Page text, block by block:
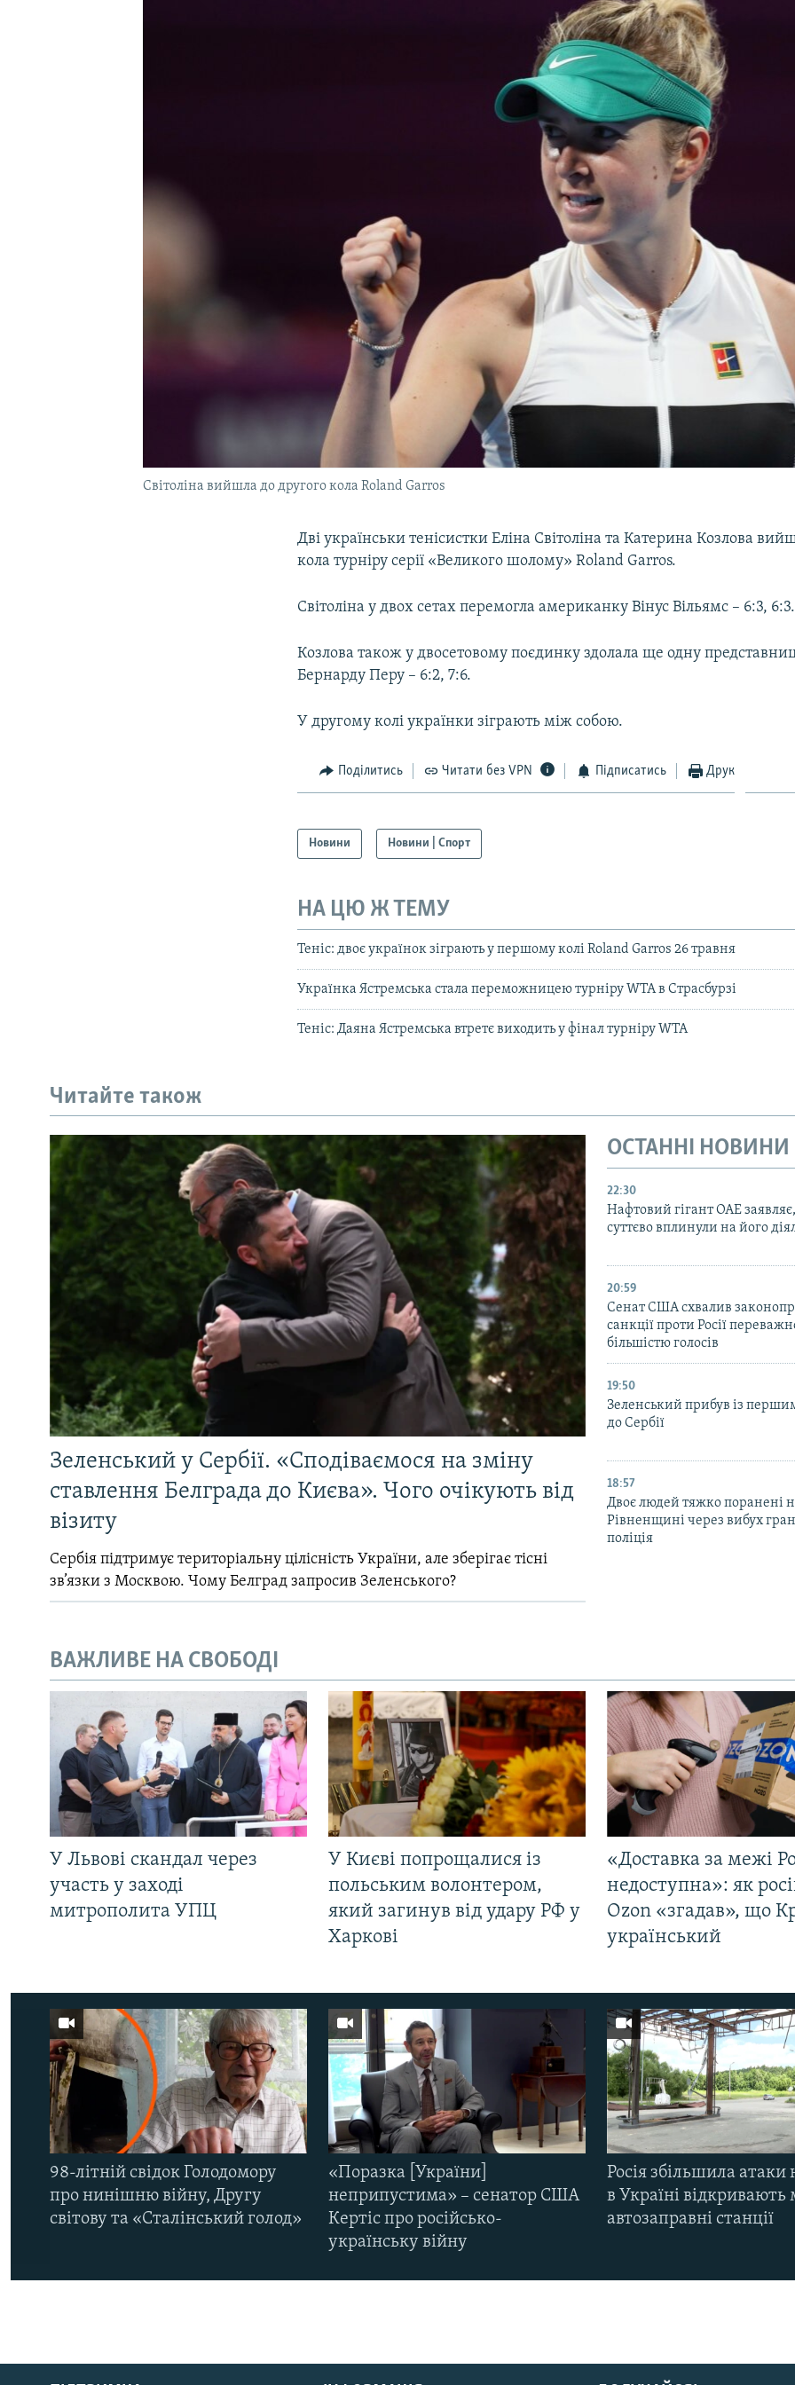
РУС
Світоліна вийшла до другого кола Roland Garros
Дві українськи тенісистки Еліна Світоліна та Катерина Козлова
кола турніру серії «Великого шолому» Roland Garros.
Світоліна у двох сетах перемогла американку Вінус Вільямс – 6:3, 6:3.
Козлова також у двосетовому поєдинку здолала ще одну
Бернарду Перу – 6:2, 7:6.
У другому колі українки зіграють між собою.
Поділитись Читати без VPN Підписатись Друк
Новини Новини | Спорт
НА ЦЮ Ж ТЕМУ
Теніс: двоє українок зіграють у першому колі Roland Garros 26 травня
Українка Ястремська стала переможницею турніру WTA в Страсбурзі
Теніс: Даяна Ястремська втретє виходить у фінал турніру WTA
Читайте також
Зеленський у Сербії. «Сподіваємося на зміну
ставлення Белграда до Києва». Чого очікують від
візиту
Сербія підтримує територіальну цілісність України, але зберігає тісні
зв’язки з Москвою. Чому Белград запросив Зеленського?
ОСТАННІ НОВИНИ
22:30
Нафтовий гігант ОАЕ
суттєво вплинули на його
20:59
Cенат США схвалив
санкції проти Росії
більшістю голосів
19:50
Зеленський прибув із
до Сербії
18:57
Двоє людей тяжко поранені
Рівненщині через вибух
поліція
ВАЖЛИВЕ НА СВОБОДІ
У Львові скандал через
участь у заході
митрополита УПЦ
У Києві попрощалися із
польським волонтером,
який загинув від удару РФ у
Харкові
«Доставка за межі
недоступна»: як
Ozon «згадав», що
український
98-літній свідок Голодомору
про нинішню війну, Другу
світову та «Сталінський голод»
«Поразка [України]
неприпустима» – сенатор США
Кертіс про російсько-
українську війну
Росія збільшила атаки
в Україні відкривають
автозаправні станції